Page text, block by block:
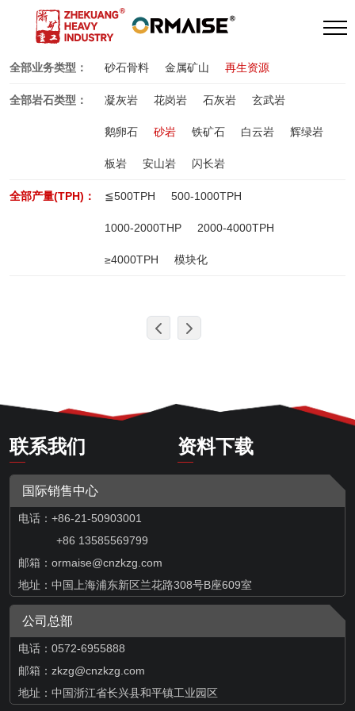
全部业务类型： 砂石骨料 金属矿山 再生资源
全部岩石类型： 凝灰岩 花岗岩 石灰岩 玄武岩
鹅卵石 砂岩 铁矿石 白云岩 辉绿岩
板岩 安山岩 闪长岩
全部产量(TPH)： ≦500TPH 500-1000TPH
1000-2000THP 2000-4000TPH
≥4000TPH 模块化
联系我们 资料下载
国际销售中心
电话：+86-21-50903001
+86 13585569799
邮箱： ormaise@cnzkzg.com
地址：中国上海浦东新区兰花路308号B座609室
公司总部
电话：0572-6955888
邮箱：zkzg@cnzkzg.com
地址：中国浙江省长兴县和平镇工业园区